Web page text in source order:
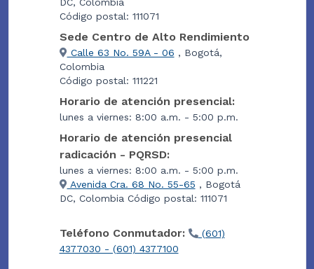
Código postal: 111071
Sede Centro de Alto Rendimiento
Calle 63 No. 59A - 06 , Bogotá,
Colombia
Código postal: 111221
Horario de atención presencial:
lunes a viernes: 8:00 a.m. - 5:00 p.m.
Horario de atención presencial
radicación - PQRSD:
lunes a viernes: 8:00 a.m. - 5:00 p.m.
Avenida Cra. 68 No. 55-65 , Bogotá
DC, Colombia Código postal: 111071
Teléfono Conmutador:
(601)
4377030 - (601) 4377100